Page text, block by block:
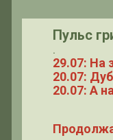
Пульс
.
29.07: На
20.07:
20.07: А